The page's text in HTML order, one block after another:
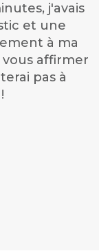
j'avais
et une
à ma
affirmer
pas à